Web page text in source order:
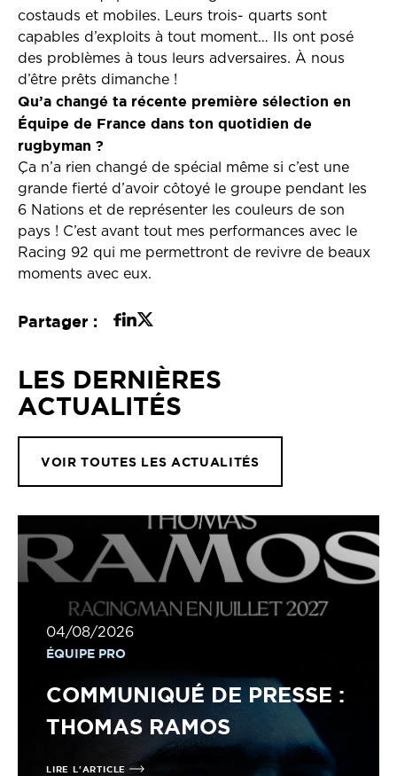
costauds et mobiles. Leurs trois- quarts sont
capables d’exploits à tout moment… Ils ont posé
des problèmes à tous leurs adversaires. À nous
d’être prêts dimanche !
Qu’a changé ta récente première sélection en
Équipe de France dans ton quotidien de
rugbyman ?
Ça n’a rien changé de spécial même si c’est une
grande fierté d’avoir côtoyé le groupe pendant les
6 Nations et de représenter les couleurs de son
pays ! C’est avant tout mes performances avec le
Racing 92 qui me permettront de revivre de beaux
moments avec eux.
Partager :
LES DERNIÈRES
ACTUALITÉS
VOIR TOUTES LES ACTUALITÉS
04/08/2026
ÉQUIPE PRO
COMMUNIQUÉ DE PRESSE :
THOMAS RAMOS
LIRE L'ARTICLE